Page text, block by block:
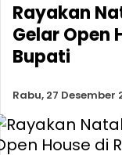
Rayakan
Gelar Open
Bupati
Rabu, 27 Desember